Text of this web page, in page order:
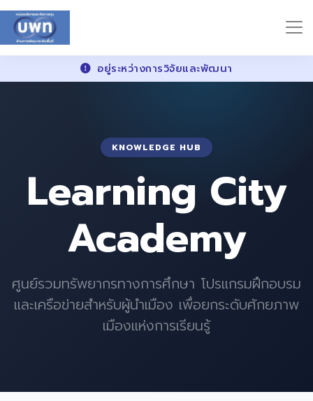
อยู่ระหว่างการวิจัยและพัฒนา
KNOWLEDGE HUB
Learning City
Academy
ศูนย์รวมทรัพยากรทางการศึกษา โปรแกรมฝึกอบรม
และเครือข่ายสำหรับผู้นำเมือง เพื่อยกระดับศักยภาพ
เมืองแห่งการเรียนรู้